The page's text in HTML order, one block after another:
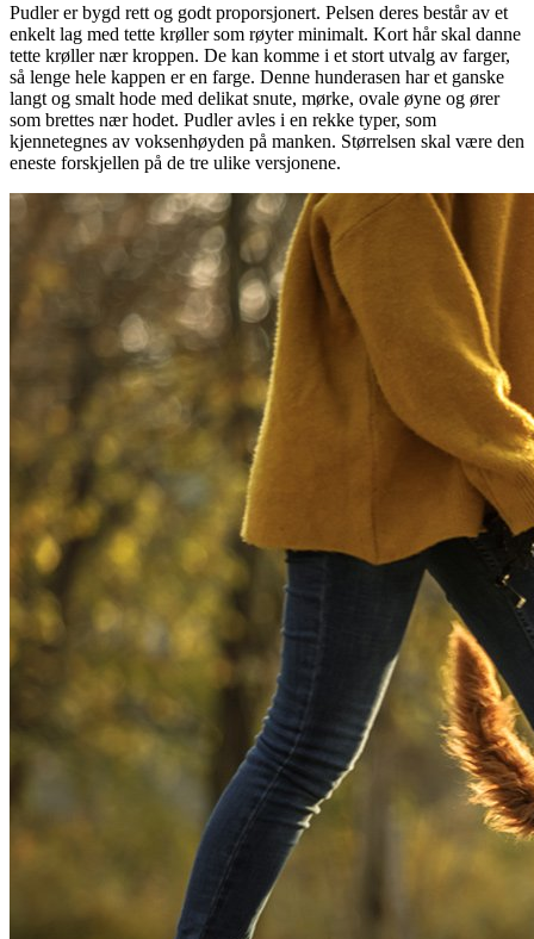
Pudler er bygd rett og godt proporsjonert. Pelsen deres består av et
enkelt lag med tette krøller som røyter minimalt. Kort hår skal danne
tette krøller nær kroppen. De kan komme i et stort utvalg av farger,
så lenge hele kappen er en farge. Denne hunderasen har et ganske
langt og smalt hode med delikat snute, mørke, ovale øyne og ører
som brettes nær hodet. Pudler avles i en rekke typer, som
kjennetegnes av voksenhøyden på manken. Størrelsen skal være den
eneste forskjellen på de tre ulike versjonene.